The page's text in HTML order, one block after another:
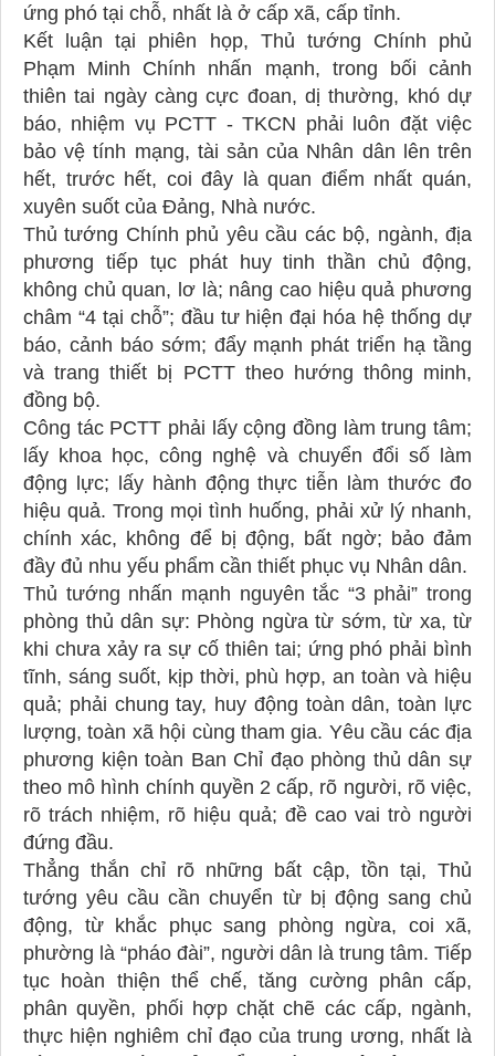
ứng phó tại chỗ, nhất là ở cấp xã, cấp tỉnh.
Kết luận tại phiên họp, Thủ tướng Chính phủ
Phạm Minh Chính nhấn mạnh, trong bối cảnh
thiên tai ngày càng cực đoan, dị thường, khó dự
báo, nhiệm vụ PCTT - TKCN phải luôn đặt việc
bảo vệ tính mạng, tài sản của Nhân dân lên trên
hết, trước hết, coi đây là quan điểm nhất quán,
xuyên suốt của Đảng, Nhà nước.
Thủ tướng Chính phủ yêu cầu các bộ, ngành, địa
phương tiếp tục phát huy tinh thần chủ động,
không chủ quan, lơ là; nâng cao hiệu quả phương
châm “4 tại chỗ”; đầu tư hiện đại hóa hệ thống dự
báo, cảnh báo sớm; đẩy mạnh phát triển hạ tầng
và trang thiết bị PCTT theo hướng thông minh,
đồng bộ.
Công tác PCTT phải lấy cộng đồng làm trung tâm;
lấy khoa học, công nghệ và chuyển đổi số làm
động lực; lấy hành động thực tiễn làm thước đo
hiệu quả. Trong mọi tình huống, phải xử lý nhanh,
chính xác, không để bị động, bất ngờ; bảo đảm
đầy đủ nhu yếu phẩm cần thiết phục vụ Nhân dân.
Thủ tướng nhấn mạnh nguyên tắc “3 phải” trong
phòng thủ dân sự: Phòng ngừa từ sớm, từ xa, từ
khi chưa xảy ra sự cố thiên tai; ứng phó phải bình
tĩnh, sáng suốt, kịp thời, phù hợp, an toàn và hiệu
quả; phải chung tay, huy động toàn dân, toàn lực
lượng, toàn xã hội cùng tham gia. Yêu cầu các địa
phương kiện toàn Ban Chỉ đạo phòng thủ dân sự
theo mô hình chính quyền 2 cấp, rõ người, rõ việc,
rõ trách nhiệm, rõ hiệu quả; đề cao vai trò người
đứng đầu.
Thẳng thắn chỉ rõ những bất cập, tồn tại, Thủ
tướng yêu cầu cần chuyển từ bị động sang chủ
động, từ khắc phục sang phòng ngừa, coi xã,
phường là “pháo đài”, người dân là trung tâm. Tiếp
tục hoàn thiện thể chế, tăng cường phân cấp,
phân quyền, phối hợp chặt chẽ các cấp, ngành,
thực hiện nghiêm chỉ đạo của trung ương, nhất là